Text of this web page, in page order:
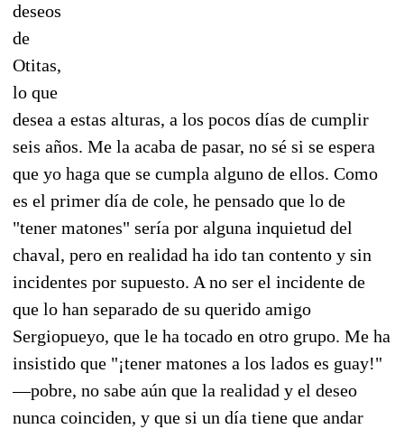
deseos
de
Otitas,
lo que
desea a estas alturas, a los pocos días de cumplir
seis años. Me la acaba de pasar, no sé si se espera
que yo haga que se cumpla alguno de ellos. Como
es el primer día de cole, he pensado que lo de
"tener matones" sería por alguna inquietud del
chaval, pero en realidad ha ido tan contento y sin
incidentes por supuesto. A no ser el incidente de
que lo han separado de su querido amigo
Sergiopueyo, que le ha tocado en otro grupo. Me ha
insistido que "¡tener matones a los lados es guay!"
—pobre, no sabe aún que la realidad y el deseo
nunca coinciden, y que si un día tiene que andar